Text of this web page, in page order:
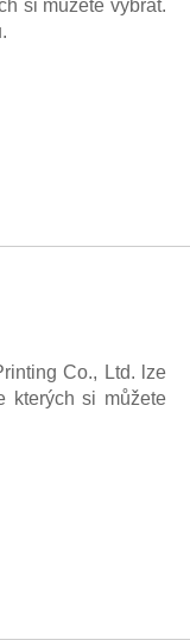
si můžete vybrat.
Co., Ltd. lze
kterých si můžete